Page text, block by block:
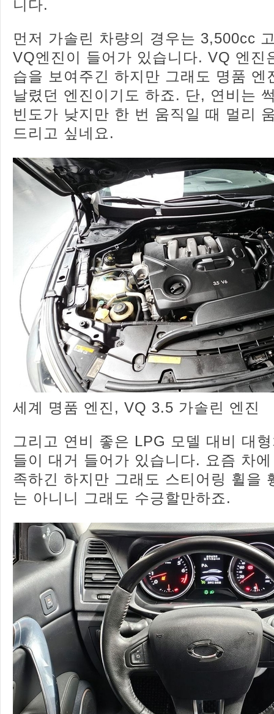
니다.
먼저 가솔린 차량의 경우는 3,500cc
VQ엔진이 들어가 있습니다. VQ 엔진
습을 보여주긴 하지만 그래도 명품 엔
날렸던 엔진이기도 하죠. 단, 연비는
빈도가 낮지만 한 번 움직일 때 멀리
드리고 싶네요.
세계 명품 엔진, VQ 3.5 가솔린 엔진
그리고 연비 좋은 LPG 모델 대비 대
들이 대거 들어가 있습니다. 요즘 차
족하긴 하지만 그래도 스티어링 휠을
는 아니니 그래도 수긍할만하죠.